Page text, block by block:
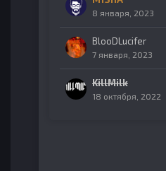
8 января, 2023
BlooDLucifer
7 января, 2023
KillMilk
18 октября, 2022